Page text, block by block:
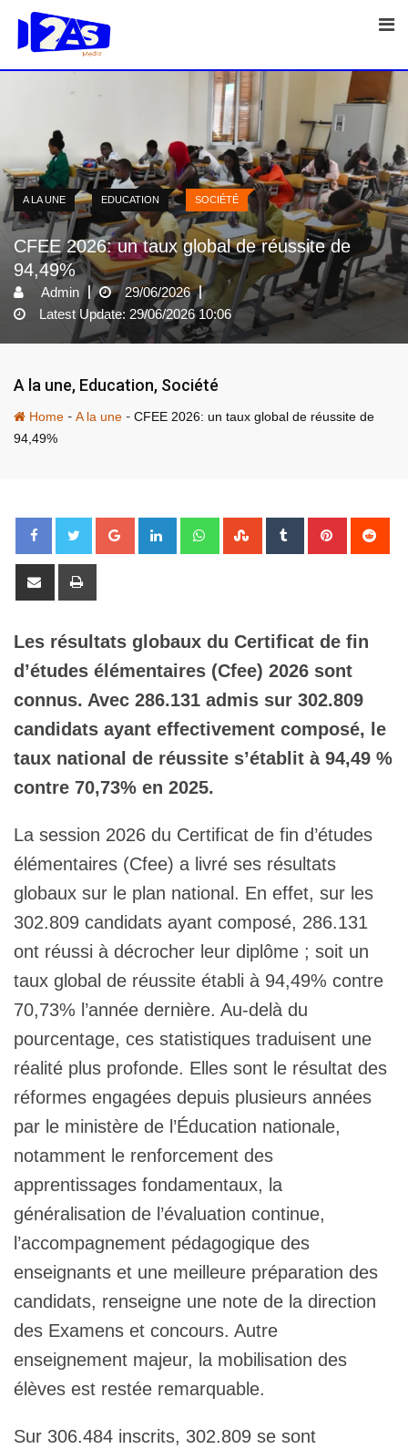
content
A LA UNE EDUCATION SOCIÉTÉ
CFEE 2026: un taux global de réussite de
94,49%
Admin
29/06/2026
Latest Update: 29/06/2026 10:06
A la une, Education, Société
Home - A la une - CFEE 2026: un taux global de réussite de
94,49%
Google+ LinkedIn WhatsappStumbleUpon
Tumblr Pinterest
Share
Les résultats globaux du Certificat de fin
d’études élémentaires (Cfee) 2026 sont
connus. Avec 286.131 admis sur 302.809
candidats ayant effectivement composé, le
taux national de réussite s’établit à 94,49 %
contre 70,73% en 2025.
La session 2026 du Certificat de fin d’études
élémentaires (Cfee) a livré ses résultats
globaux sur le plan national. En effet, sur les
302.809 candidats ayant composé, 286.131
ont réussi à décrocher leur diplôme ; soit un
taux global de réussite établi à 94,49% contre
70,73% l’année dernière. Au-delà du
pourcentage, ces statistiques traduisent une
réalité plus profonde. Elles sont le résultat des
réformes engagées depuis plusieurs années
par le ministère de l’Éducation nationale,
notamment le renforcement des
apprentissages fondamentaux, la
généralisation de l’évaluation continue,
l’accompagnement pédagogique des
enseignants et une meilleure préparation des
candidats, renseigne une note de la direction
des Examens et concours. Autre
enseignement majeur, la mobilisation des
élèves est restée remarquable.
Sur 306.484 inscrits, 302.809 se sont